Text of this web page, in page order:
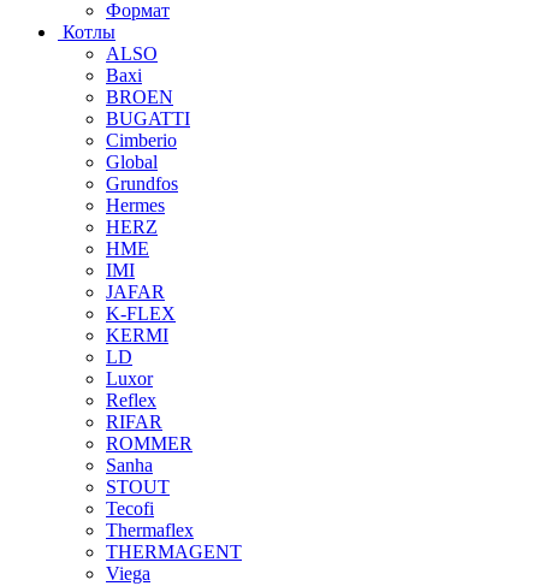
Формат
Котлы
ALSO
Baxi
BROEN
BUGATTI
Cimberio
Global
Grundfos
Hermes
HERZ
HME
IMI
JAFAR
K-FLEX
KERMI
LD
Luxor
Reflex
RIFAR
ROMMER
Sanha
STOUT
Tecofi
Thermaflex
THERMAGENT
Viega